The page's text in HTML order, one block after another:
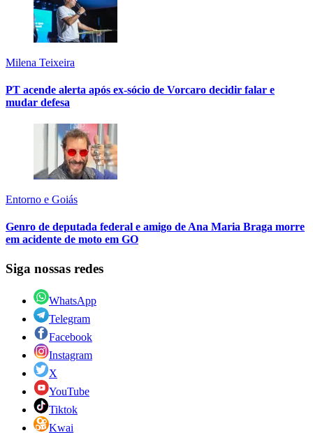
Milena Teixeira
PT acende alerta após ex-sócio de Vorcaro decidir falar e
mudar defesa
Entorno e Goiás
Genro de deputada federal e amigo de Ana Maria Braga morre
em acidente de moto em GO
Siga nossas redes
WhatsApp
Telegram
Facebook
Instagram
X
YouTube
Tiktok
Kwai